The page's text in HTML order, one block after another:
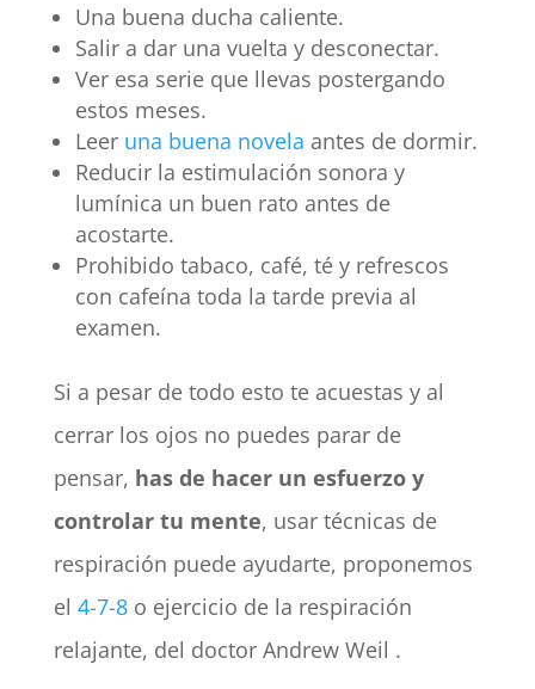
Una buena ducha caliente.
Salir a dar una vuelta y desconectar.
Ver esa serie que llevas postergando
estos meses.
Leer una buena novela antes de dormir.
Reducir la estimulación sonora y
lumínica un buen rato antes de
acostarte.
Prohibido tabaco, café, té y refrescos
con cafeína toda la tarde previa al
examen.
Si a pesar de todo esto te acuestas y al
cerrar los ojos no puedes parar de
pensar, has de hacer un esfuerzo y
controlar tu mente, usar técnicas de
respiración puede ayudarte, proponemos
el 4-7-8o ejercicio de la respiración
relajante, del doctor Andrew Weil .